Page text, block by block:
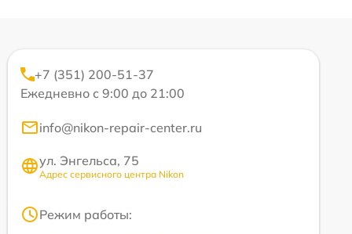
+7 (351) 200-51-37
Ежедневно с 9:00 до 21:00
info@nikon-repair-center.ru
ул. Энгельса, 75
Адрес сервисного центра Nikon
Режим работы: